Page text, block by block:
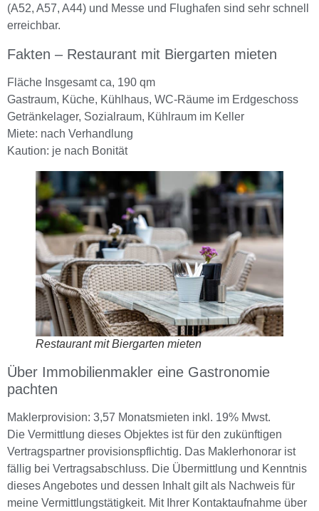
(A52, A57, A44) und Messe und Flughafen sind sehr schnell
erreichbar.
Fakten – Restaurant mit Biergarten mieten
Fläche Insgesamt ca, 190 qm
Gastraum, Küche, Kühlhaus, WC-Räume im Erdgeschoss
Getränkelager, Sozialraum, Kühlraum im Keller
Miete: nach Verhandlung
Kaution: je nach Bonität
Restaurant mit Biergarten mieten
Über Immobilienmakler eine Gastronomie
pachten
Maklerprovision: 3,57 Monatsmieten inkl. 19% Mwst.
Die Vermittlung dieses Objektes ist für den zukünftigen
Vertragspartner provisionspflichtig. Das Maklerhonorar ist
fällig bei Vertragsabschluss. Die Übermittlung und Kenntnis
dieses Angebotes und dessen Inhalt gilt als Nachweis für
meine Vermittlungstätigkeit. Mit Ihrer Kontaktaufnahme über